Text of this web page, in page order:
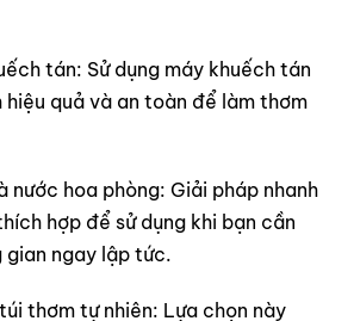
tán: Sử dụng máy khuếch tán
quả và an toàn để làm thơm
hoa phòng: Giải pháp nhanh
hợp để sử dụng khi bạn cần
gian ngay lập tức.
thơm tự nhiên: Lựa chọn này